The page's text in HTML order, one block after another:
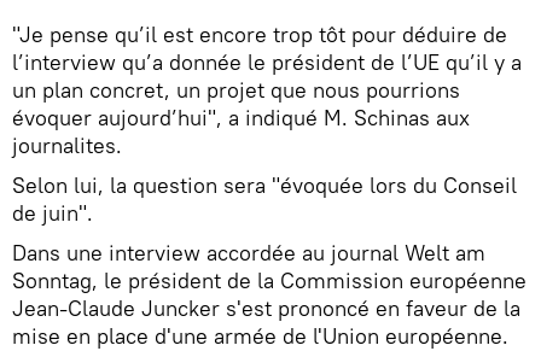
"Je pense qu’il est encore trop tôt pour déduire de
l’interview qu’a donnée le président de l’UE qu’il y a
un plan concret, un projet que nous pourrions
évoquer aujourd’hui", a indiqué M. Schinas aux
journalites.
Selon lui, la question sera "évoquée lors du Conseil
de juin".
Dans une interview accordée au journal Welt am
Sonntag, le président de la Commission européenne
Jean-Claude Juncker s'est prononcé en faveur de la
mise en place d'une armée de l'Union européenne.